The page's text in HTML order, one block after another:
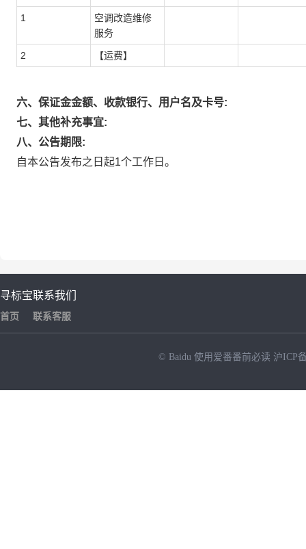
1
空调改造维修
服务
2 【运费】
六、保证金金额、收款银行、用户名及卡号:
七、其他补充事宜:
八、公告期限:
自本公告发布之日起1个工作日。
寻标宝
首页
联系我们
联系客服
© Baidu 使用爱番番前必读 沪ICP